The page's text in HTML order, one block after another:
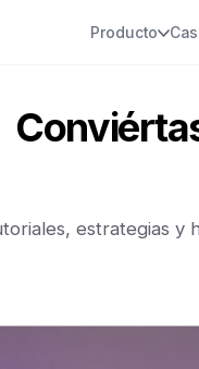
Producto
estrategias y